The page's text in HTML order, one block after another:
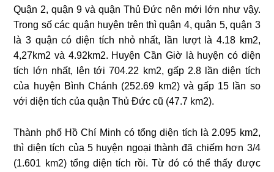
Quận 2, quận 9 và quận Thủ Đức nên mới lớn như vậy.
Trong số các quận huyện trên thì quận 4, quận 5, quận 3
là 3 quận có diện tích nhỏ nhất, lần lượt là 4.18 km2,
4,27km2 và 4.92km2. Huyện Cần Giờ là huyện có diện
tích lớn nhất, lên tới 704.22 km2, gấp 2.8 lần diện tích
của huyện Bình Chánh (252.69 km2) và gấp 15 lần so
với diện tích của quận Thủ Đức cũ (47.7 km2).
Thành phố Hồ Chí Minh có tổng diện tích là 2.095 km2,
thì diện tích của 5 huyện ngoại thành đã chiếm hơn 3/4
(1.601 km2) tổng diện tích rồi. Từ đó có thể thấy được